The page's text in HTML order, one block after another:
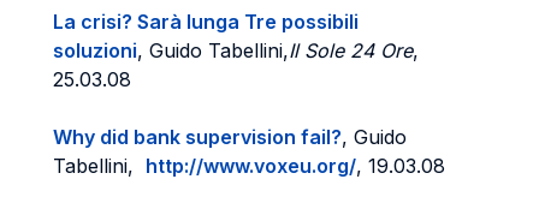
La crisi? Sarà lunga Tre possibili
soluzioni, Guido Tabellini,Il Sole 24 Ore,
25.03.08
Why did bank supervision fail?, Guido
Tabellini, http://www.voxeu.org/, 19.03.08